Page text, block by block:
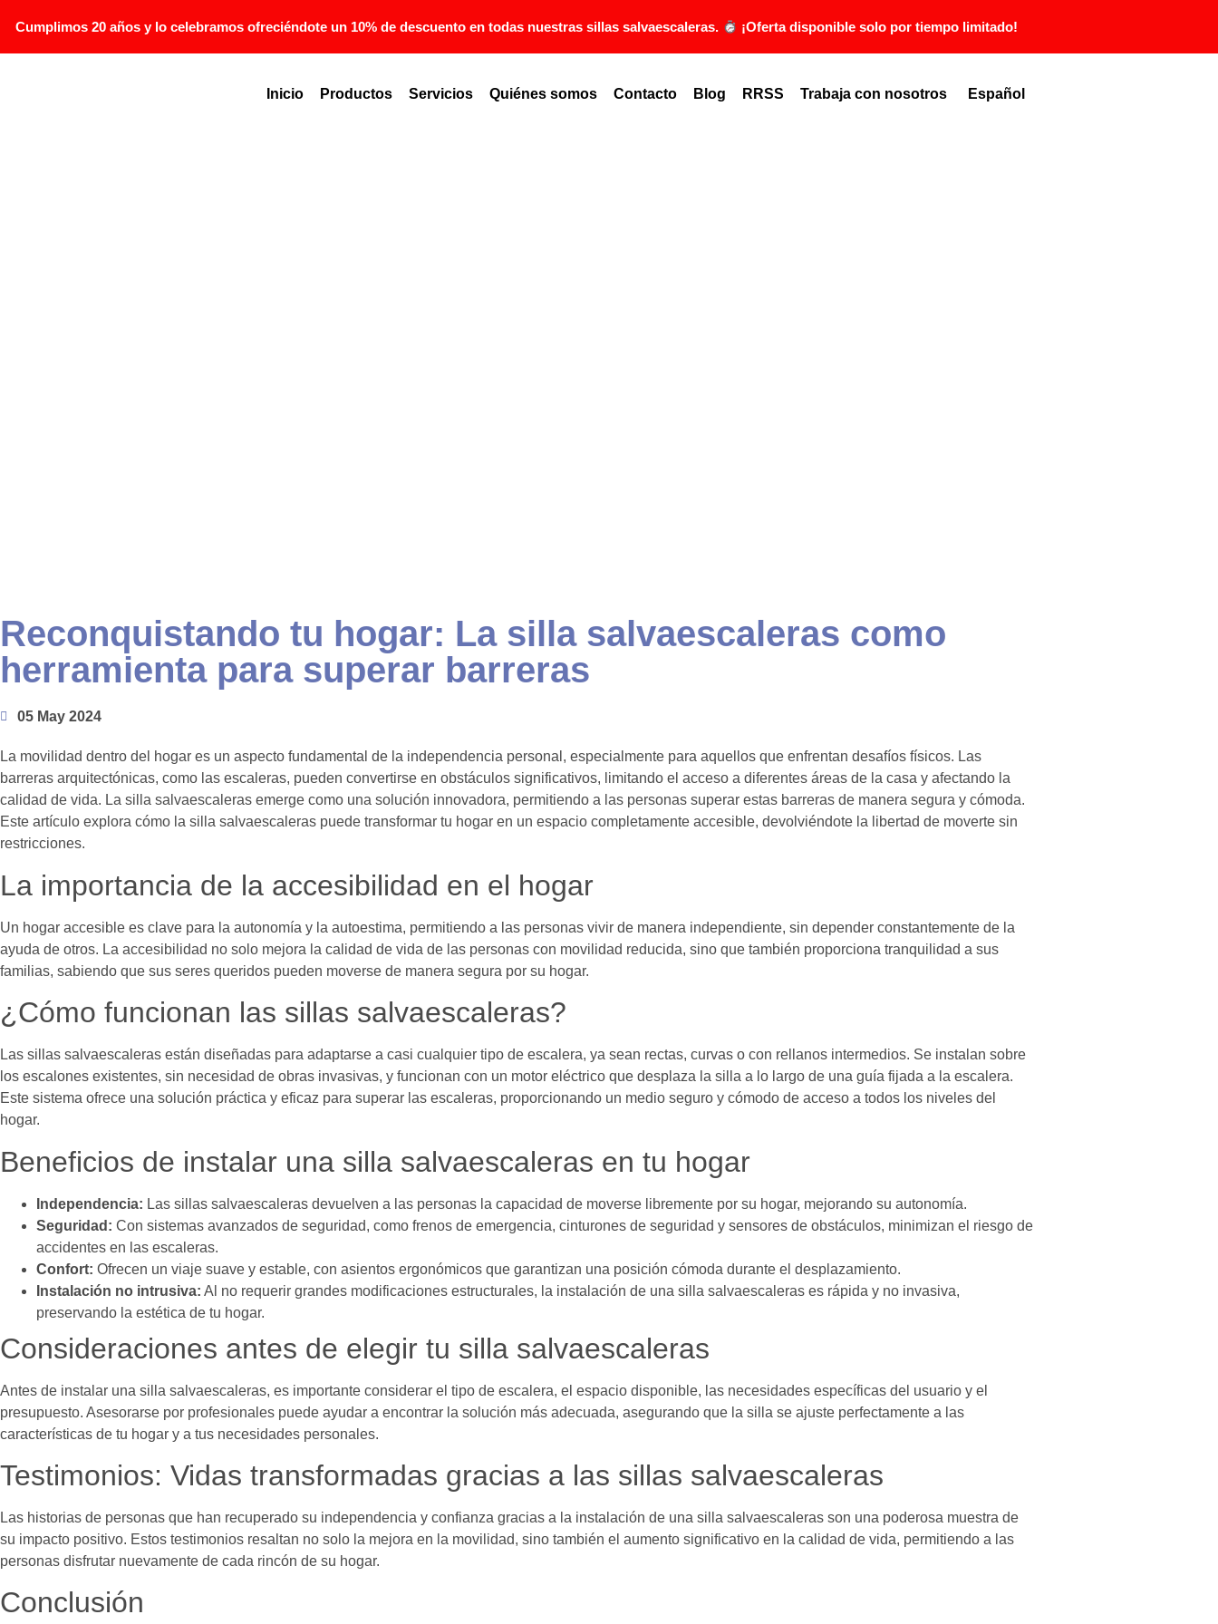
Cumplimos 20 años y lo celebramos ofreciéndote un 10% de descuento en todas nuestras sillas salvaescaleras. ¡Oferta disponible solo por tiempo limitado!
Inicio Productos Servicios Quiénes somos Contacto Blog RRSS Trabaja con nosotros Español
Reconquistando tu hogar: La silla salvaescaleras como
herramienta para superar barreras
05 May 2024
La movilidad dentro del hogar es un aspecto fundamental de la independencia personal, especialmente para aquellos que enfrentan desafíos físicos. Las
barreras arquitectónicas, como las escaleras, pueden convertirse en obstáculos significativos, limitando el acceso a diferentes áreas de la casa y afectando la
calidad de vida. La silla salvaescaleras emerge como una solución innovadora, permitiendo a las personas superar estas barreras de manera segura y cómoda.
Este artículo explora cómo la silla salvaescaleras puede transformar tu hogar en un espacio completamente accesible, devolviéndote la libertad de moverte sin
restricciones.
La importancia de la accesibilidad en el hogar
Un hogar accesible es clave para la autonomía y la autoestima, permitiendo a las personas vivir de manera independiente, sin depender constantemente de la
ayuda de otros. La accesibilidad no solo mejora la calidad de vida de las personas con movilidad reducida, sino que también proporciona tranquilidad a sus
familias, sabiendo que sus seres queridos pueden moverse de manera segura por su hogar.
¿Cómo funcionan las sillas salvaescaleras?
Las sillas salvaescaleras están diseñadas para adaptarse a casi cualquier tipo de escalera, ya sean rectas, curvas o con rellanos intermedios. Se instalan sobre
los escalones existentes, sin necesidad de obras invasivas, y funcionan con un motor eléctrico que desplaza la silla a lo largo de una guía fijada a la escalera.
Este sistema ofrece una solución práctica y eficaz para superar las escaleras, proporcionando un medio seguro y cómodo de acceso a todos los niveles del
hogar.
Beneficios de instalar una silla salvaescaleras en tu hogar
Independencia: Las sillas salvaescaleras devuelven a las personas la capacidad de moverse libremente por su hogar, mejorando su autonomía.
Seguridad: Con sistemas avanzados de seguridad, como frenos de emergencia, cinturones de seguridad y sensores de obstáculos, minimizan el riesgo de
accidentes en las escaleras.
Confort: Ofrecen un viaje suave y estable, con asientos ergonómicos que garantizan una posición cómoda durante el desplazamiento.
Instalación no intrusiva: Al no requerir grandes modificaciones estructurales, la instalación de una silla salvaescaleras es rápida y no invasiva,
preservando la estética de tu hogar.
Consideraciones antes de elegir tu silla salvaescaleras
Antes de instalar una silla salvaescaleras, es importante considerar el tipo de escalera, el espacio disponible, las necesidades específicas del usuario y el
presupuesto. Asesorarse por profesionales puede ayudar a encontrar la solución más adecuada, asegurando que la silla se ajuste perfectamente a las
características de tu hogar y a tus necesidades personales.
Testimonios: Vidas transformadas gracias a las sillas salvaescaleras
Las historias de personas que han recuperado su independencia y confianza gracias a la instalación de una silla salvaescaleras son una poderosa muestra de
su impacto positivo. Estos testimonios resaltan no solo la mejora en la movilidad, sino también el aumento significativo en la calidad de vida, permitiendo a las
personas disfrutar nuevamente de cada rincón de su hogar.
Conclusión